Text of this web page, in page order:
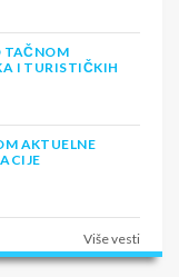
TAČNOM
I TURISTIČKIH
AKTUELNE
Više vesti